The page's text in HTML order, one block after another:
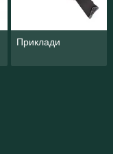
Приклади